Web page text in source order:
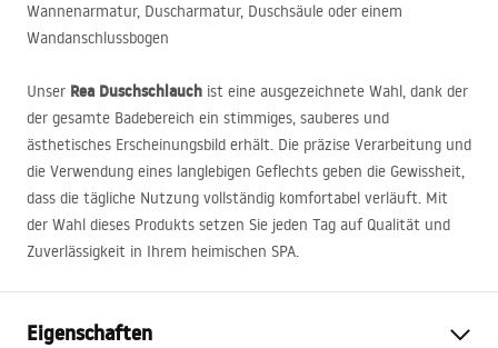
Wannenarmatur, Duscharmatur, Duschsäule oder einem
Wandanschlussbogen
Unser Rea Duschschlauch ist eine ausgezeichnete Wahl, dank der
der gesamte Badebereich ein stimmiges, sauberes und
ästhetisches Erscheinungsbild erhält. Die präzise Verarbeitung und
die Verwendung eines langlebigen Geflechts geben die Gewissheit,
dass die tägliche Nutzung vollständig komfortabel verläuft. Mit
der Wahl dieses Produkts setzen Sie jeden Tag auf Qualität und
Zuverlässigkeit in Ihrem heimischen SPA.
Eigenschaften